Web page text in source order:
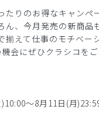
たりのお得なキャンペ
ん、今月発売の新商品
揃えて仕事のモチベー
会にぜひクラシコをご
〜8月11日(月